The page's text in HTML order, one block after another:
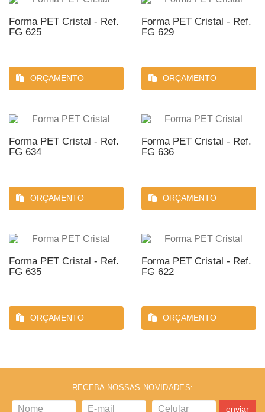
Forma PET Cristal - Ref.
FG 625
ORÇAMENTO
Forma PET Cristal - Ref.
FG 629
ORÇAMENTO
Forma PET Cristal - Ref.
FG 634
ORÇAMENTO
Forma PET Cristal - Ref.
FG 636
ORÇAMENTO
Forma PET Cristal - Ref.
FG 635
ORÇAMENTO
Forma PET Cristal - Ref.
FG 622
ORÇAMENTO
RECEBA NOSSAS NOVIDADES:
enviar